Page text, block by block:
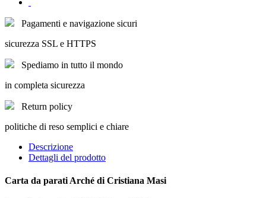
Pagamenti e navigazione sicuri
sicurezza SSL e HTTPS
Spediamo in tutto il mondo
in completa sicurezza
Return policy
politiche di reso semplici e chiare
Descrizione
Dettagli del prodotto
Carta da parati Arché di Cristiana Masi